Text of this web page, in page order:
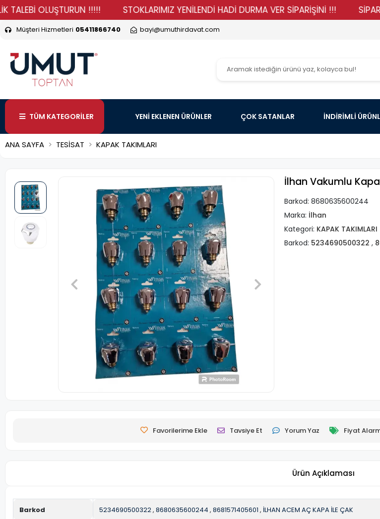
OLUŞTURUN !!!!! STOKLARIMIZ YENİLENDİ HADİ DURMA VER SİPARİŞİNİ !!! SİPARİŞ
Müşteri Hizmetleri 05411866740 bayi@umuthirdavat.com
TÜM KATEGORİLER YENİ EKLENEN ÜRÜNLER ÇOK SATANLAR İNDİRİMLİ
ANA SAYFA TESİSAT KAPAK TAKIMLARI
İlhan Vakumlu
Barkod: 8680635600244
Marka: İlhan
Kategori: KAPAK TAKIMLARI
Barkod: 5234690500322 ,
Favorilerime Ekle Tavsiye Et Yorum Yaz Fiyat
Ürün Açıklaması
Barkod 5234690500322, 8680635600244 , 8681571405601 , İLHAN ACEM AÇ KAPA İLE ÇAK